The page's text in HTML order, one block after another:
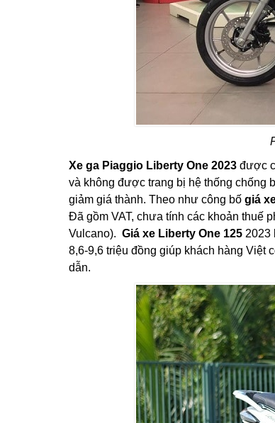
Xe ga Piaggio Liberty One 2023 được
và không được trang bị hệ thống chống
giảm giá thành. Theo như công bố giá
Đã gồm VAT, chưa tính các khoản thuế
Vulcano). Giá xe Liberty One 125 2023
8,6-9,6 triệu đồng giúp khách hàng
dẫn.